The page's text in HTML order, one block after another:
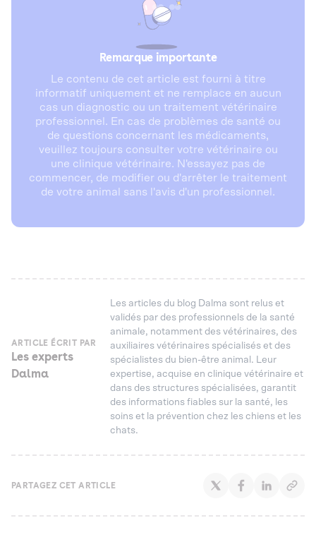
Remarque importante
Le contenu de cet article est fourni à titre
informatif uniquement et ne remplace en aucun
cas un diagnostic ou un traitement vétérinaire
professionnel. En cas de problèmes de santé ou
de questions concernant les médicaments,
veuillez toujours consulter votre vétérinaire ou
une clinique vétérinaire. N'essayez pas de
commencer, de modifier ou d'arrêter le traitement
de votre animal sans l'avis d'un professionnel.
ARTICLE ÉCRIT PAR
Les experts
Dalma
Les articles du blog Dalma sont relus et
validés par des professionnels de la santé
animale, notamment des vétérinaires, des
auxiliaires vétérinaires spécialisés et des
spécialistes du bien-être animal. Leur
expertise, acquise en clinique vétérinaire et
dans des structures spécialisées, garantit
des informations fiables sur la santé, les
soins et la prévention chez les chiens et les
chats.
PARTAGEZ CET ARTICLE